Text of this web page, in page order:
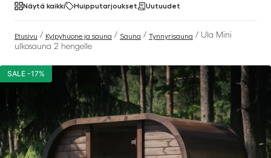
Näytä kaikki Huipputarjoukset Uutuudet
Etusivu / Kylpyhuone ja sauna / Sauna / Tynnyrisauna / Ula Mini
ulkosauna 2 hengelle
SALE -17%